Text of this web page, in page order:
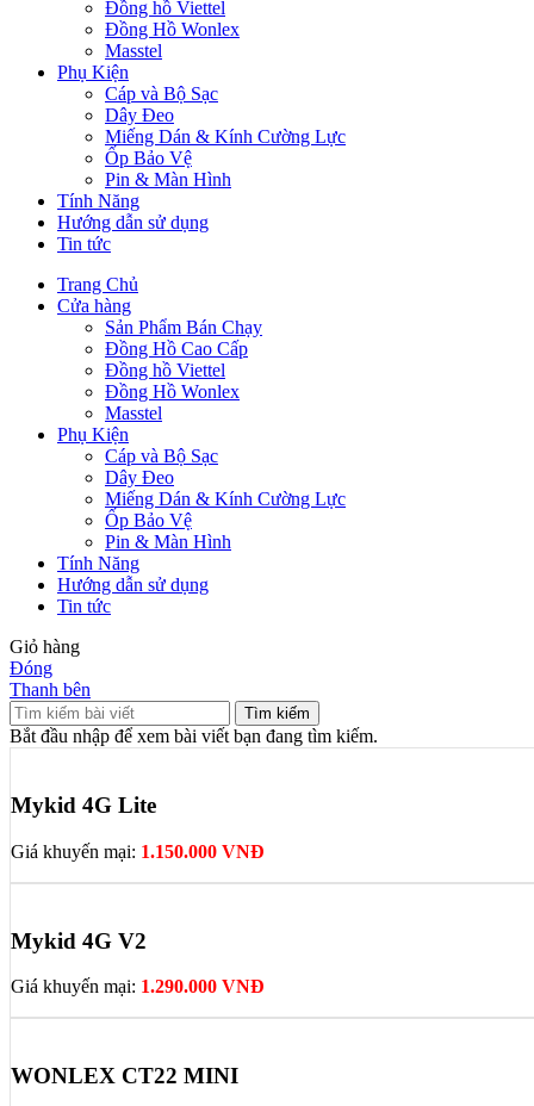
Đồng hồ Viettel
Đồng Hồ Wonlex
Masstel
Phụ Kiện
Cáp và Bộ Sạc
Dây Đeo
Miếng Dán & Kính Cường Lực
Ốp Bảo Vệ
Pin & Màn Hình
Tính Năng
Hướng dẫn sử dụng
Tin tức
Trang Chủ
Cửa hàng
Sản Phẩm Bán Chạy
Đồng Hồ Cao Cấp
Đồng hồ Viettel
Đồng Hồ Wonlex
Masstel
Phụ Kiện
Cáp và Bộ Sạc
Dây Đeo
Miếng Dán & Kính Cường Lực
Ốp Bảo Vệ
Pin & Màn Hình
Tính Năng
Hướng dẫn sử dụng
Tin tức
Giỏ hàng
Đóng
Thanh bên
Tìm kiếm
Bắt đầu nhập để xem bài viết bạn đang tìm kiếm.
Mykid 4G Lite
Giá khuyến mại: 1.150.000 VNĐ
Mykid 4G V2
Giá khuyến mại: 1.290.000 VNĐ
WONLEX CT22 MINI